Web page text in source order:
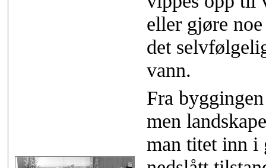
eller gjøre
det
vann.
Fra
men
man titet inn i